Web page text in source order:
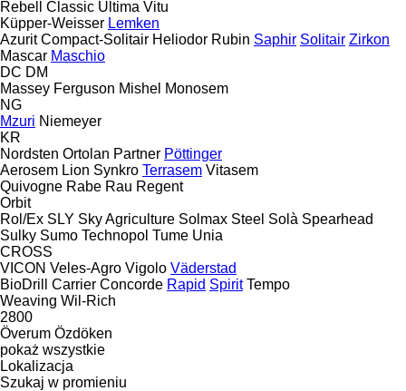
Rebell Classic Ultima Vitu
Küpper-Weisser Lemken
Azurit Compact-Solitair Heliodor Rubin Saphir Solitair Zirkon
Mascar Maschio
DC DM
Massey Ferguson Mishel Monosem
NG
Mzuri Niemeyer
KR
Nordsten Ortolan Partner Pöttinger
Aerosem Lion Synkro Terrasem Vitasem
Quivogne Rabe Rau Regent
Orbit
Rol/Ex SLY Sky Agriculture Solmax Steel Solà Spearhead
Sulky Sumo Technopol Tume Unia
CROSS
VICON Veles-Agro Vigolo Väderstad
BioDrill
Carrier Concorde Rapid Spirit Tempo
Weaving Wil-Rich
2800
Överum Özdöken
pokaż wszystkie
Lokalizacja
Szukaj w promieniu